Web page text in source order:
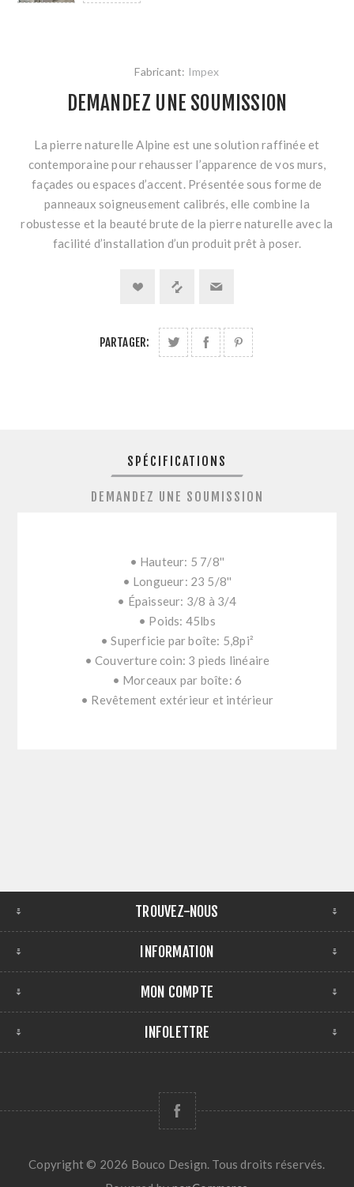
Fabricant: Impex
DEMANDEZ UNE SOUMISSION
La pierre naturelle Alpine est une solution raffinée et
contemporaine pour rehausser l’apparence de vos murs,
façades ou espaces d’accent. Présentée sous forme de
panneaux soigneusement calibrés, elle combine la
robustesse et la beauté brute de la pierre naturelle avec la
facilité d’installation d’un produit prêt à poser.
PARTAGER:
SPÉCIFICATIONS
DEMANDEZ UNE SOUMISSION
• Hauteur: 5 7/8''
• Longueur: 23 5/8''
• Épaisseur: 3/8 à 3/4
• Poids: 45lbs
• Superficie par boîte: 5,8pi²
• Couverture coin: 3 pieds linéaire
• Morceaux par boîte: 6
• Revêtement extérieur et intérieur
TROUVEZ-NOUS
INFORMATION
MON COMPTE
INFOLETTRE
Copyright © 2026 Bouco Design. Tous droits réservés.